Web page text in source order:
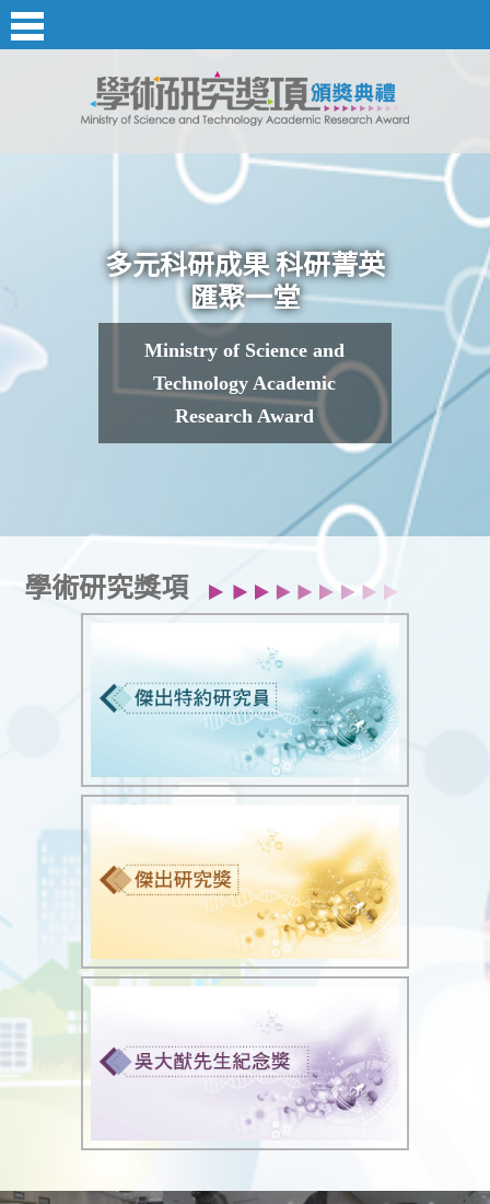
多元科研成果 科研菁英
匯聚一堂
Ministry of Science and
Technology Academic
Research Award
學術研究獎項